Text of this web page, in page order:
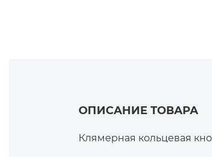
ОПИСАНИЕ ТОВАРА
Клямерная кольцевая